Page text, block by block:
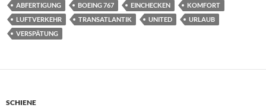
ABFERTIGUNG BOEING 767 EINCHECKEN
KOMFORT
LUFTVERKEHR
TRANSATLANTIK UNITED
URLAUB
VERSPÄTUNG
SCHIENE